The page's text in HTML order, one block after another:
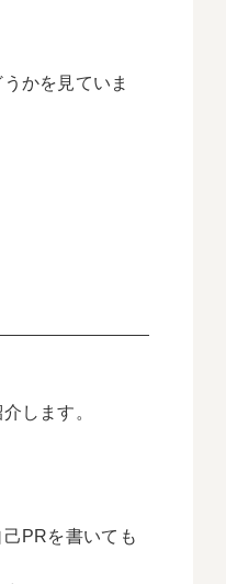
かを見ていま
します。
PRを書いても